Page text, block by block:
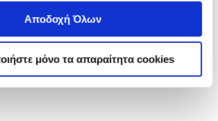
Αποδοχή Όλων
μόνο τα απαραίτητα cookies